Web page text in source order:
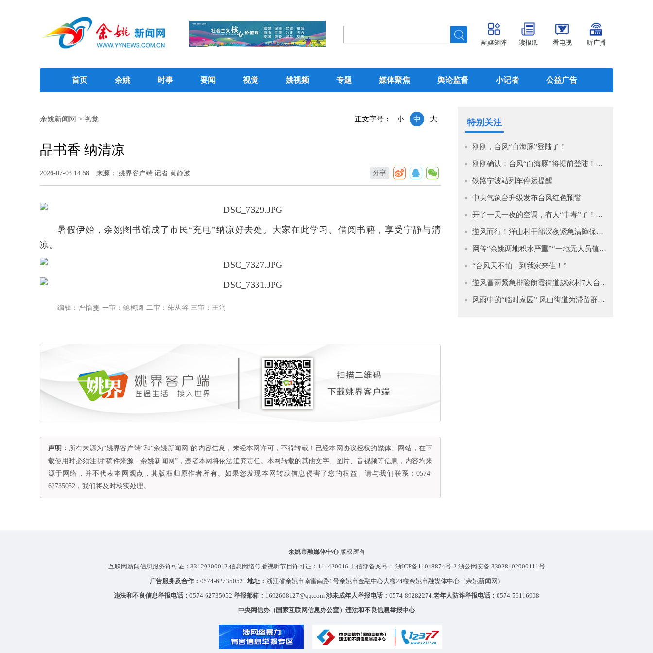
融媒矩阵 读报纸 看电视 听广播
首页 余姚 时事 要闻 视觉 姚视频 专题 媒体聚焦 舆论监督 小记者 公益广告
正文字号： 小 中 大
余姚新闻网 > 视觉
品书香 纳清凉
2026-07-03 14:58 来源： 姚界客户端 记者 黄静波 分享
暑假伊始，余姚图书馆成了市民“充电”纳凉好去处。大家在 此学习、借阅书籍，享受宁静与清
凉。
编辑：严怡雯 一审：鲍柯潞 二审：朱从谷 三审：王润
声明： 所有来源为“姚界客户端”和“余姚新闻网”的内容信息，未经本网许可，不得转载！已经本网协议授权的媒体、网站，在下
载使用时必须注明“稿件来源：余姚新闻网”，违者本网将依法追究责任。本网转载的其他文字、图片、音视频等信息，内容均来
源于网络，并不代表本网观点，其版权归原作者所有。如果您发现本网转载信息侵害了您的权益，请与我们联系：0574-
62735052，我们将及时核实处理。
特别关注
刚刚，台风“白海豚”登陆了！
刚刚确认：台风“白海豚”将提前登陆！最新时间、地点公布！
铁路宁波站列车停运提醒
中央气象台升级发布台风红色预警
开了一天一夜的空调，有人“中毒”了！医生提醒→
逆风而行！洋山村干部深夜紧急清障保平安
网传“余姚两地积水严重”“一地无人员值守”？谣言！
“台风天不怕，到我家来住！”
逆风冒雨紧急排险朗霞街道赵家村7人台风中加固楼顶热水器
风雨中的“临时家园” 凤山街道为滞留群众撑起“安全伞”
余姚市融媒体中心版权所有
互联网新闻信息服务许可证：33120200012 信息网络传播视听节目许可证：111420016 工信部备案号： 浙ICP备11048874号-2 浙公网安备 33028102000111号
广告服务及合作： 0574-62735052 地址： 浙江省余姚市南雷南路1号余姚市金融中心大楼24楼余姚市融媒体中心（余姚新闻网）
违法和不良信息举报电话： 0574-62735052 举报邮箱： 1692608127@qq.com 涉未成年人举报电话： 0574-89282274 老年人防诈举报电话： 0574-56116908
中央网信办（国家互联网信息办公室）违法和不良信息举报中心